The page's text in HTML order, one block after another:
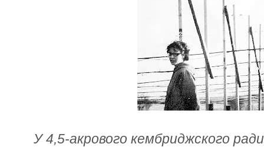
У 4,5-акрового кембриджского